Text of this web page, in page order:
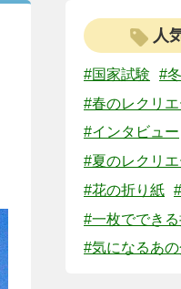
人
#国家試験
#
#春のレクリ
#インタビュー
#夏のレクリ
#花の折り紙
#一枚ででき
#気になるあ